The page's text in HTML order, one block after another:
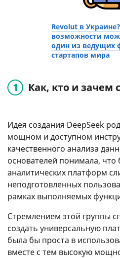
Revolut в
возможности
один из ведущих
стартапов мира
Как, кто и зачем
Идея создания DeepSeek
мощном и доступном
качественного анализа
основателей понимала,
аналитических платформ
неподготовленных
рамках выполняемых
Стремлением этой группы
создать универсальную
была бы проста в
вместе с тем высокую